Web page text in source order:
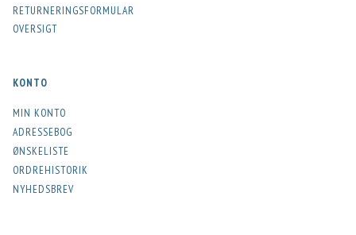
RETURNERINGSFORMULAR
OVERSIGT
KONTO
MIN KONTO
ADRESSEBOG
ØNSKELISTE
ORDREHISTORIK
NYHEDSBREV